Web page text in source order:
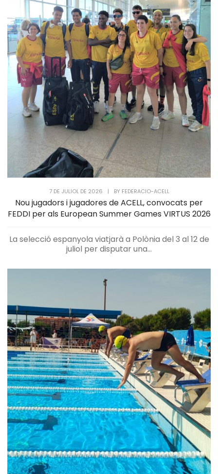
7 DE JULIOL DE 2026 | BY FEDERACIO-ACELL
Nou jugadors i jugadores de ACELL, convocats per
FEDDI per als European Summer Games VIRTUS 2026
La selecció espanyola viatjarà a Polònia del 3 al 12 de
juliol per disputar una...